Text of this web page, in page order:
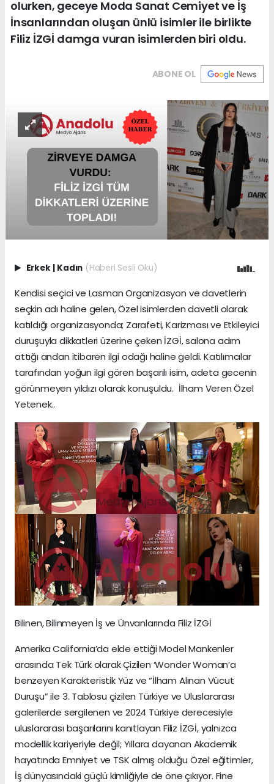
olurken, geceye Moda Sanat Cemiyet ve İş
İnsanlarından oluşan ünlü isimler ile birlikte
Filiz İZGİ damga vuran isimlerden biri oldu.
ABONE OL
Erkek | Kadın (Haberi Sesli Oku)
Kendisi seçici ve Lasman Organizasyon ve davetlerin
seçkin adı haline gelen, Özel isimlerden davetli olarak
katıldığı organizasyonda; Zarafeti, Karizması ve Etkileyici
duruşuyla dikkatleri üzerine çeken İZGİ, salona adım
attığı andan itibaren ilgi odağı haline geldi. Katılımcılar
tarafından yoğun ilgi gören başarılı isim, adeta gecenin
görünmeyen yıldızı olarak konuşuldu. İlham Veren Özel
Yetenek..
Bilinen, Bilinmeyen İş ve Ünvanlarında Filiz İZGİ
Amerika California’da elde ettiği Model Mankenler
arasında Tek Türk olarak Çizilen ‘Wonder Woman’a
benzeyen Karakteristik Yüz ve “İlham Alınan Vücut
Duruşu” ile 3. Tablosu çizilen Türkiye ve Uluslararası
galerilerde sergilenen ve 2024 Türkiye derecesiyle
uluslararası başarılarını kanıtlayan Filiz İZGİ, yalnızca
modellik kariyeriyle değil; Yıllara dayanan Akademik
hayatında Emniyet ve TSK almış olduğu Özel eğitimler,
İş dünyasındaki güçlü kimliğiyle de öne çıkıyor. Fine